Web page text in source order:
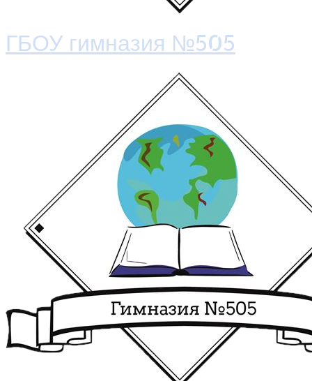
ГБОУ гимназия №505